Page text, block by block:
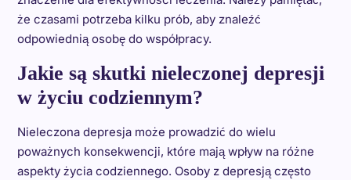
że czasami potrzeba kilku prób, aby znaleźć
odpowiednią osobę do współpracy.
Jakie są skutki nieleczonej depresji
w życiu codziennym?
Nieleczona depresja może prowadzić do wielu
poważnych konsekwencji, które mają wpływ na różne
aspekty życia codziennego. Osoby z depresją często